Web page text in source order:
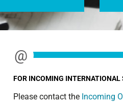
FOR INCOMING INTERNATIONAL
Please contact the Incoming